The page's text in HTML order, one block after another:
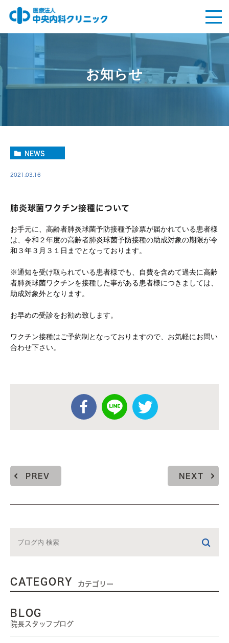
お知らせ
NEWS
2021.03.16
肺炎球菌ワクチン接種について
お手元に、高齢者肺炎球菌予防接種予診票が届かれている患者様
は、令和２年度の高齢者肺炎球菌予防接種の助成対象の期限が令
和３年３月３１日までとなっております。
※通知を受け取られている患者様でも、自費を含めて過去に高齢
者肺炎球菌ワクチンを接種した事がある患者様につきましては、
助成対象外となります。
お早めの受診をお勧め致します。
ワクチン接種はご予約制となっておりますので、お気軽にお問い
合わせ下さい。
PREV NEXT
CATEGORY カテゴリー
BLOG
院長スタッフブログ